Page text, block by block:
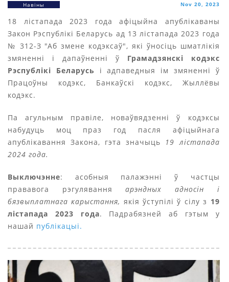
Навіны Nov 20, 2023
18 лістапада 2023 года афіцыйна апублікаваны
Закон Рэспублікі Беларусь ад 13 лістапада 2023 года
№ 312-З "Аб змене кодэксаў", які ўносіць шматлікія
змяненні і дапаўненні ў Грамадзянскі кодэкс
Рэспублікі Беларусь і адпаведныя ім змяненні ў
Працоўны кодэкс, Банкаўскі кодэкс, Жыллёвы
кодэкс.
Па агульным правіле, новаўвядзенні ў кодэксы
набудуць моц праз год пасля афіцыйнага
апублікавання Закона, гэта значыць 19 лістапада
2024 года.
Выключэнне: асобныя палажэнні ў частцы
прававога рэгуляванняарэндных адносін і
бязвыплатнага карыстання, якія ўступілі ў сілу з 19
лістапада 2023 года. Падрабязней аб гэтым у
нашай публікацыі.